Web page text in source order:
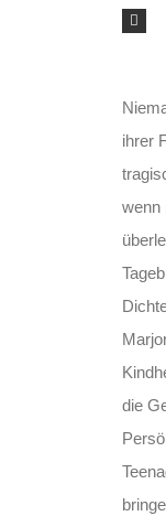
ihrer
wenn
die